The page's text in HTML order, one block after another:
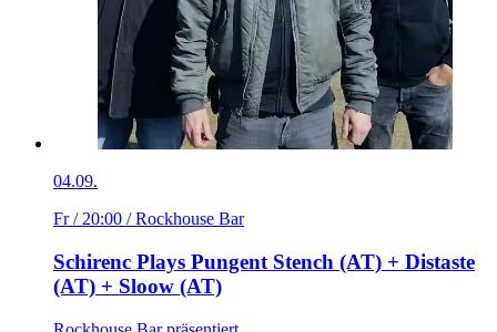
04.09.
Fr / 20:00 / Rockhouse Bar
Schirenc Plays Pungent Stench (AT) + Distaste
(AT) + Sloow (AT)